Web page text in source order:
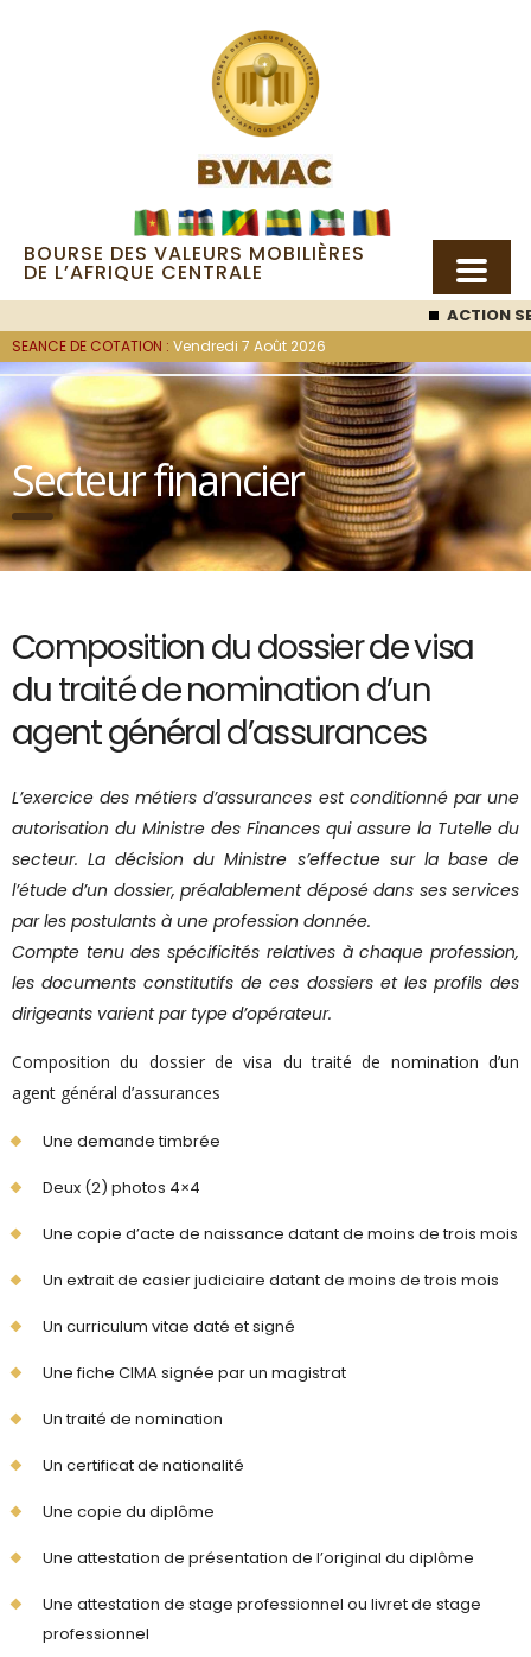
BOURSE DES VALEURS MOBILIÈRES
DE L’AFRIQUE CENTRALE
ACTION SEMC: 53
SEANCE DE COTATION : Vendredi 7 Août 2026
Secteur financier
Composition du dossier de visa
du traité de nomination d’un
agent général d’assurances
L’exercice des métiers d’assurances est conditionné par une
autorisation du Ministre des Finances qui assure la Tutelle du
secteur. La décision du Ministre s’effectue sur la base de
l’étude d’un dossier, préalablement déposé dans ses services
par les postulants à une profession donnée.
Compte tenu des spécificités relatives à chaque profession,
les documents constitutifs de ces dossiers et les profils des
dirigeants varient par type d’opérateur.
Composition du dossier de visa du traité de nomination d’un
agent général d’assurances
Une demande timbrée
Deux (2) photos 4×4
Une copie d’acte de naissance datant de moins de trois mois
Un extrait de casier judiciaire datant de moins de trois mois
Un curriculum vitae daté et signé
Une fiche CIMA signée par un magistrat
Un traité de nomination
Un certificat de nationalité
Une copie du diplôme
Une attestation de présentation de l’original du diplôme
Une attestation de stage professionnel ou livret de stage
professionnel